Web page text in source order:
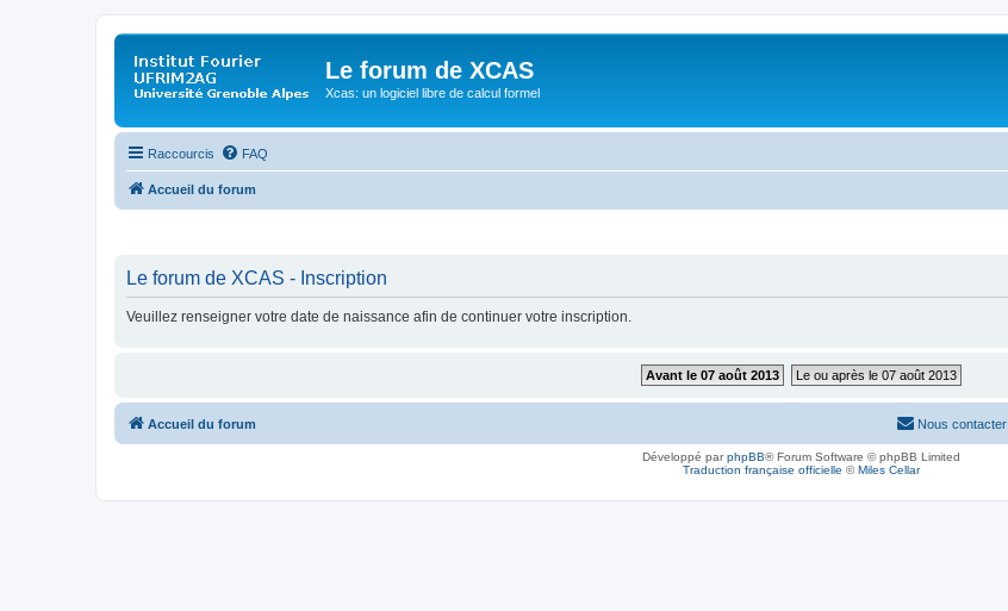
Le forum de XCAS
Xcas: un logiciel libre de calcul formel
Raccourcis FAQ
Accueil du forum
Le forum de XCAS - Inscription
Veuillez renseigner votre date de naissance afin de continuer votre inscription.
Avant le 07 août 2013 Le ou après le 07 août 2013
Accueil du forum Nous contacter
Développé parphpBB® Forum Software © phpBB Limited
Traduction française officielle ©Miles Cellar